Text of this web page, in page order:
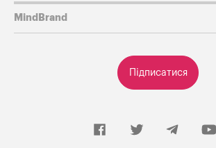
Підписатися
MindBrand